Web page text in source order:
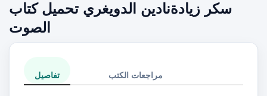
سكر زيادةنادين الدويغري تحميل كتاب
الصوت
تفاصيل مراجعات الكتب